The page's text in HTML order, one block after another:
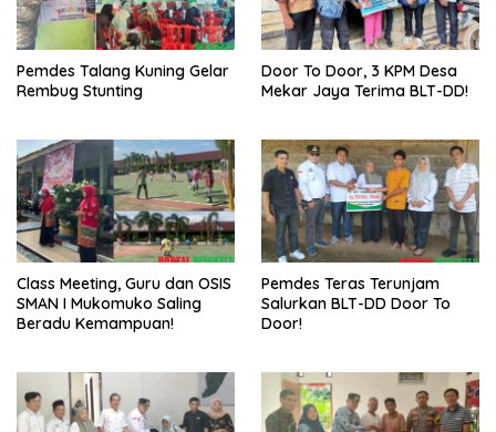
Pemdes Talang Kuning Gelar
Rembug Stunting
Door To Door, 3 KPM Desa
Mekar Jaya Terima BLT-DD!
Class Meeting, Guru dan OSIS
SMAN I Mukomuko Saling
Beradu Kemampuan!
Pemdes Teras Terunjam
Salurkan BLT-DD Door To
Door!